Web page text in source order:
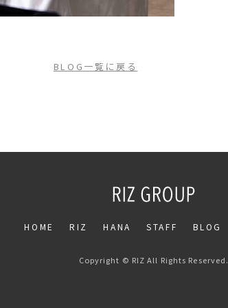
BLOG一覧に戻る
HOME RIZ HANA STAFF BLOG
Copyright © RIZ All Rights Reserved.